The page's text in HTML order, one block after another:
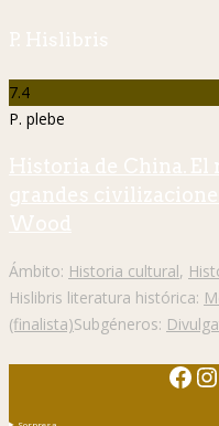
P. Hislibris
7.4
P. plebe
Historia de China. El
grandes
Wood
Ámbito: Historia cultural,
Hislibris literatura histórica:
(finalista)Subgéneros: